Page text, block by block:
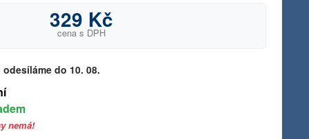
329 Kč
cena s DPH
do 10. 08.
nemá!